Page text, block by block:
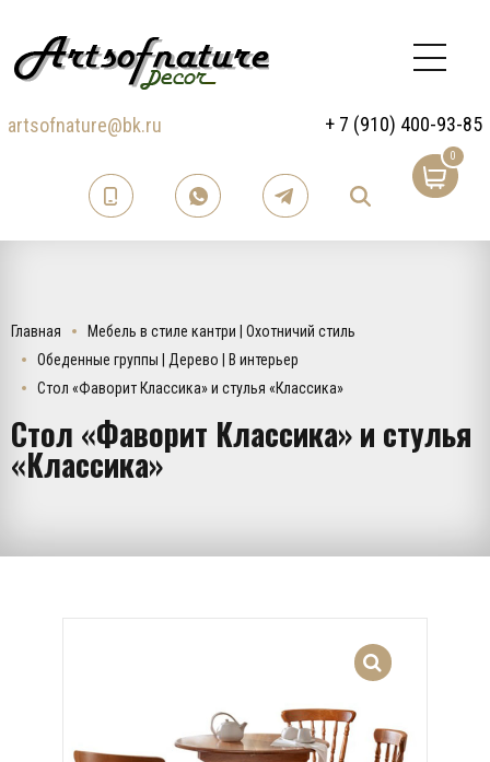
artsofnature@bk.ru + 7 (910) 400-93-85
0
Главная
Мебель в стиле кантри | Охотничий стиль
Обеденные группы | Дерево | В интерьер
Стол «Фаворит Классика» и стулья «Классика»
Стол «Фаворит Классика» и стулья
«Классика»